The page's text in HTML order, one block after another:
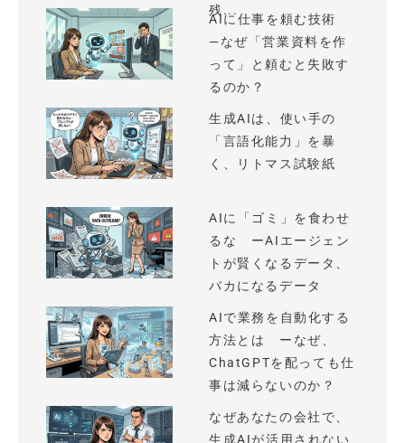
残...
AIに仕事を頼む技術
—なぜ「営業資料を作
って」と頼むと失敗す
るのか？
生成AIは、使い手の
「言語化能力」を暴
く、リトマス試験紙
AIに「ゴミ」を食わせ
るな ーAIエージェン
トが賢くなるデータ、
バカになるデータ
AIで業務を自動化する
方法とは ーなぜ、
ChatGPTを配っても仕
事は減らないのか？
なぜあなたの会社で、